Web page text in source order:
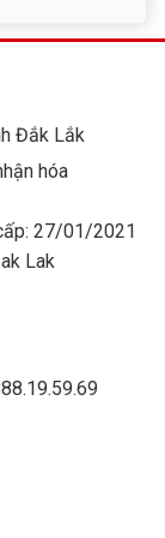
Đắk Lắk
hóa
27/01/2021
Lak